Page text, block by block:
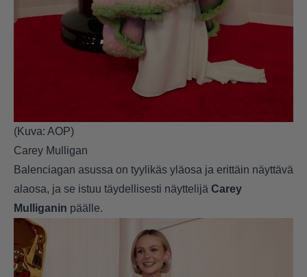
(Kuva: AOP)
Carey Mulligan
Balenciagan asussa on tyylikäs yläosa ja erittäin näyttävä
alaosa, ja se istuu täydellisesti näyttelijä Carey
Mulliganin päälle.